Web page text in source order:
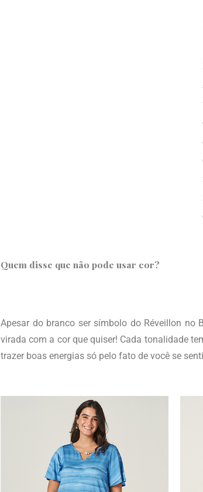
Quem disse que não pode usar cor?
Apesar do branco ser símbolo do Réveillon no
virada com a cor que quiser! Cada tonalidade
trazer boas energias só pelo fato de você se